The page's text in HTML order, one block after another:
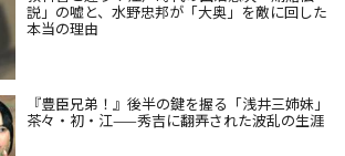
説」の嘘と、水野忠邦が「大奥」を敵に回した
本当の理由
『豊臣兄弟！』後半の鍵を握る「浅井三姉妹」
茶々・初・江——秀吉に翻弄された波乱の生涯